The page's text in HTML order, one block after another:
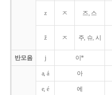
z ㅈ 즈, 스
ž ㅈ 주, 슈, 시
반모음 j 이*
a, á 아
e, é 에